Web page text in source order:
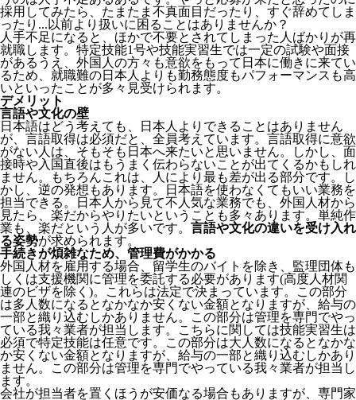
採用してみたら、たまたま不真面目だったり、すぐ辞めてしま
ったり...以前より扱いに困ることはありませんか？
人手不足になると、ほかで不要とされてしまった人ばかりが再
就職します。特定技能1号や技能実習生では一定の試験や面接
があるうえ、外国人の方々も意欲をもって日本に働きに来てい
るため、就職難の日本人よりも勤務態度もパフォーマンスも高
いといったことが多々見受けられます。
デメリット
言語や文化の壁
日本語はどう考えても、日本人よりできることはありません
が、言語取得は必須だと、全員考えています。言語取得に意欲
がない人は、そもそも日本へ来たいと思いません。しかし、面
接時や入国直後はもうまく伝わらないことが出てくるかもしれ
ません。
もちろんこれは、人により最も差が出る部分です。し
かし、逆の発想もあります。日本語を使わなくてもいい業務を
担当できる。日本人から見て不人気な業務でも、外国人材から
見たら、楽だからやりたいということも多々あります。単純作
業も、楽だという人が多いです。 言語や文化の違いを受け入れ
る姿勢が求められます。
手続きが煩雑なため、管理費がかかる
外国人材を雇用する場合、留学生のバイトを除き、 監理団体も
しくは支援機関に管理を委託する必要があります(高度人材関
連のビザを除く)。これらは法定で決まっています。この部分
は多人数になるとなかなか安くない金額となりますが、給与の
一部と織り込むしかありません。この部分は管理を専門でやっ
ている我々業者が担当します。こちらに関しては技能実習生は
必須で特定技能は任意です。この部分は大人数になるとなかな
か安くない金額となりますが、給与の一部と織り込むしかあり
ません。この部分は管理を専門でやっている我々業者が担当し
ます。
会社が担当者を置くほうが安価なる場合もありますが、専門家